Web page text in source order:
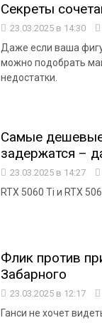
Секреты
23.03.2025 в 14:30
Даже если ваша
можно подобрать
недостатки.
Самые дешевые
задержатся –
23.03.2025 в 14:27
RTX 5060 Ti и RTX
Флик против
Забарного
23.03.2025 в 12:17
Ганси не хочет